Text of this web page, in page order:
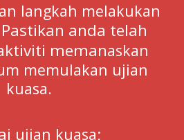
langkah melakukan
anda telah
memanaskan
memulakan ujian
kuasa.
ujian kuasa;